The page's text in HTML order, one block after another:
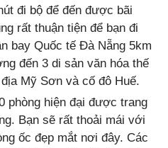
đi bộ để đến được bãi
rất thuận tiện để bạn đi
bay Quốc tế Đà Nẵng 5km
đến 3 di sản văn hóa thế
Mỹ Sơn và cố đô Huế.
phòng hiện đại được trang
Bạn sẽ rất thoải mái với
ốc đẹp mắt nơi đây. Các